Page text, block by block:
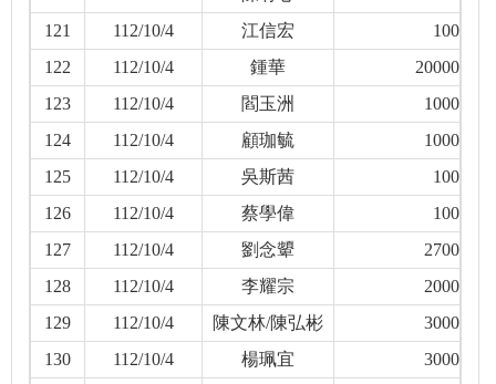
121
112/10/4 江信宏
100
122
112/10/4 鍾華
20000
123
112/10/4 閻玉洲
1000
124
112/10/4 顧珈毓
1000
125
112/10/4 吳斯茜
100
126
112/10/4 蔡學偉
100
127
112/10/4 劉念顰
2700
128
112/10/4 李耀宗
2000
129
112/10/4 陳文林/陳弘彬
3000
130
112/10/4 楊珮宜
3000